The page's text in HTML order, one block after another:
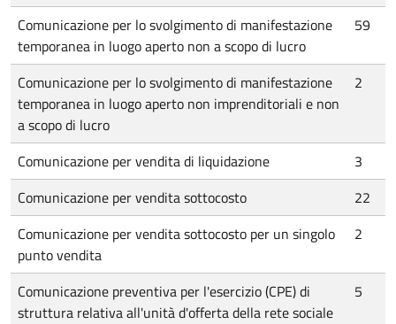
Comunicazione per lo svolgimento di manifestazione
temporanea in luogo aperto non a scopo di lucro
59
Comunicazione per lo svolgimento di manifestazione
temporanea in luogo aperto non imprenditoriali e non
a scopo di lucro
2
Comunicazione per vendita di liquidazione
3
Comunicazione per vendita sottocosto
22
Comunicazione per vendita sottocosto per un singolo
punto vendita
2
Comunicazione preventiva per l'esercizio (CPE) di
struttura relativa all'unità d'offerta della rete sociale
5